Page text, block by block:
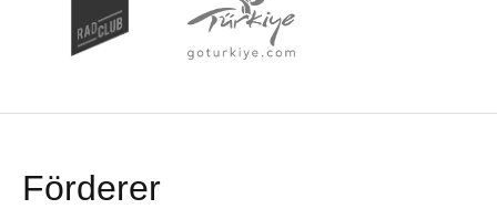
Förderer